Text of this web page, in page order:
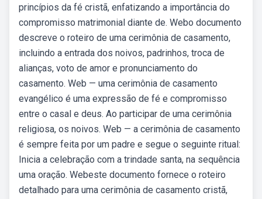
princípios da fé cristã, enfatizando a importância do
compromisso matrimonial diante de. Webo documento
descreve o roteiro de uma cerimônia de casamento,
incluindo a entrada dos noivos, padrinhos, troca de
alianças, voto de amor e pronunciamento do
casamento. Web — uma cerimônia de casamento
evangélico é uma expressão de fé e compromisso
entre o casal e deus. Ao participar de uma cerimônia
religiosa, os noivos. Web — a cerimônia de casamento
é sempre feita por um padre e segue o seguinte ritual:
Inicia a celebração com a trindade santa, na sequência
uma oração. Webeste documento fornece o roteiro
detalhado para uma cerimônia de casamento cristã,